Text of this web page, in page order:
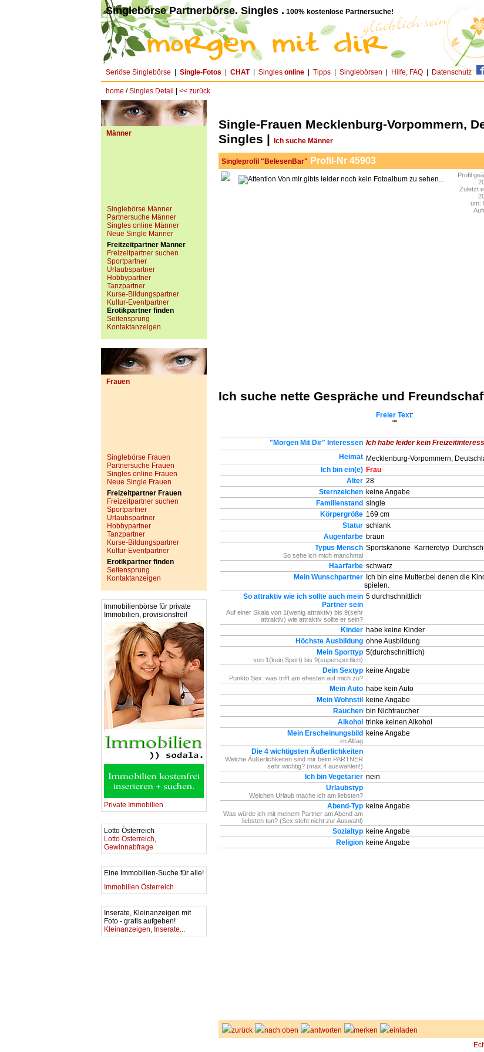
Singlebörse Partnerbörse. Singles . 100% kostenlose Partnersuche!
Seriöse Singlebörse Single-Fotos CHAT| Singles online Tipps Singlebörsen Hilfe, FAQ Datenschutz
home /Singles Detail << zurück
Männer
Singlebörse Männer
Partnersuche Männer
Singles online Männer
Neue Single Männer
Freitzeitpartner Männer
Freizeitpartner suchen
Sportpartner
Urlaubspartner
Hobbypartner
Tanzpartner
Kurse-Bildungspartner
Kultur-Eventpartner
Erotikpartner finden
Seitensprung
Kontaktanzeigen
Frauen
Singlebörse Frauen
Partnersuche Frauen
Singles online Frauen
Neue Single Frauen
Freizeitpartner Frauen
Freizeitpartner suchen
Sportpartner
Urlaubspartner
Hobbypartner
Tanzpartner
Kurse-Bildungspartner
Kultur-Eventpartner
Erotikpartner finden
Seitensprung
Kontaktanzeigen
Immobilienbörse für private
Immobilien, provisionsfrei!
Private Immobilien
Lotto Österreich
Lotto Österreich,
Gewinnabfrage
Eine Immobilien-Suche für alle!
Immobilien Österreich
Inserate, Kleinanzeigen mit
Foto - gratis aufgeben!
Kleinanzeigen, Inserate...
Single-Frauen Mecklenburg-Vorpommern,
Singles |
Ich suche Männer
Singleprofil "BelesenBar" Profil-Nr 45903
Von mir gibts leider noch kein Fotoalbum zu sehen...
Profil
Zuletzt
um:
Ich suche nette Gespräche und
Freier Text:
""
"Morgen Mit Dir" Interessen Ich habe leider kein
Heimat Mecklenburg-Vorpommern,
Ich bin ein(e) Frau
Alter 28
Sternzeichen keine Angabe
Familienstand single
Körpergröße 169 cm
Statur schlank
Augenfarbe braun
Typus Mensch
So sehe ich mich manchmal
Sportskanone Karrieretyp
Haarfarbe schwarz
Mein Wunschpartner Ich bin eine Mutter,bei denen die
spielen.
So attraktiv wie ich sollte auch mein
Partner sein
Auf einer Skala von 1(wenig attraktiv) bis 9(sehr
attraktiv) wie attraktiv sollte er sein?
5 durchschnittlich
Kinder habe keine Kinder
Höchste Ausbildung ohne Ausbildung
Mein Sporttyp
von 1(kein Sport) bis 9(supersportlich)
5(durchschnittlich)
Dein Sextyp
Punkto Sex: was trifft am ehesten auf mich zu?
keine Angabe
Mein Auto habe kein Auto
Mein Wohnstil
keine Angabe
Rauchen bin Nichtraucher
Alkohol trinke keinen Alkohol
Mein Erscheinungsbild
im Alltag
keine Angabe
Die 4 wichtigsten Äußerlichkeiten
Welche Äußerlichkeiten sind mir beim PARTNER
sehr wichtig? (max.4 auswählen!)
Ich bin Vegetarier nein
Urlaubstyp
Welchen Urlaub mache ich am liebsten?
Abend-Typ
Was würde ich mit meinem Partner am Abend am
liebsten tun? (Sex steht nicht zur Auswahl)
keine Angabe
Sozialtyp keine Angabe
Religion keine Angabe
zurück nach oben antworten merken
einladen